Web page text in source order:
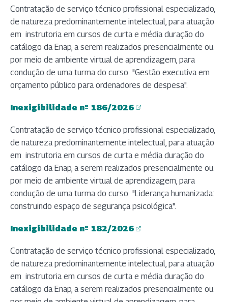
Contratação de serviço técnico profissional especializado,
de natureza predominantemente intelectual, para atuação
em instrutoria em cursos de curta e média duração do
catálogo da Enap, a serem realizados presencialmente ou
por meio de ambiente virtual de aprendizagem, para
condução de uma turma do curso "Gestão executiva em
orçamento público para ordenadores de despesa".
Inexigibilidade nº 186/2026
(abre em nova aba)
Contratação de serviço técnico profissional especializado,
de natureza predominantemente intelectual, para atuação
em instrutoria em cursos de curta e média duração do
catálogo da Enap, a serem realizados presencialmente ou
por meio de ambiente virtual de aprendizagem, para
condução de uma turma do curso "Liderança humanizada:
construindo espaço de segurança psicológica".
Inexigibilidade nº 182/2026
(abre em nova aba)
Contratação de serviço técnico profissional especializado,
de natureza predominantemente intelectual, para atuação
em instrutoria em cursos de curta e média duração do
catálogo da Enap, a serem realizados presencialmente ou